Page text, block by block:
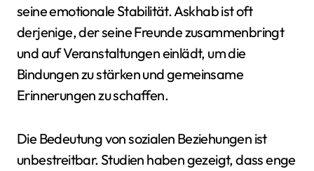
seine emotionale Stabilität. Askhab ist oft
derjenige, der seine Freunde zusammenbringt
und auf Veranstaltungen einlädt, um die
Bindungen zu stärken und gemeinsame
Erinnerungen zu schaffen.
Die Bedeutung von sozialen Beziehungen ist
unbestreitbar. Studien haben gezeigt, dass enge